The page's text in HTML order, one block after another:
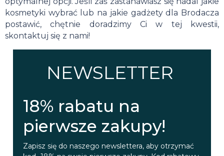
kosmetyki wybrać lub na jakie gadżety dla Brodacza
postawić, chętnie doradzimy Ci w tej kwestii,
skontaktuj się z nami!
NEWSLETTER
18% rabatu na
pierwsze zakupy!
Zapisz się do naszego newslettera, aby otrzymać